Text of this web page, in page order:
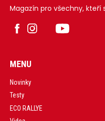
Magazín pro všechny, kteří
MENU
Novinky
Testy
ECO RALLYE